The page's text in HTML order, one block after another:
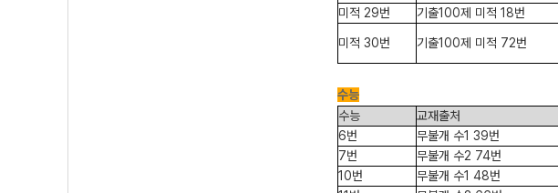
미적 29번 기출100제 미적 18번
미적 30번 기출100제 미적 72번
수능
수능
교재출처
6번
무불개 수1 39번
7번
무불개 수2 74번
10번
무불개 수1 48번